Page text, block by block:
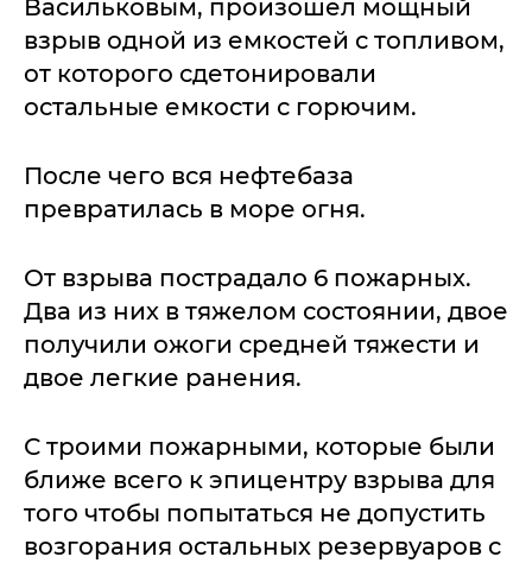
Васильковым, произошел мощный
взрыв одной из емкостей с топливом,
от которого сдетонировали
остальные емкости с горючим.
После чего вся нефтебаза
превратилась в море огня.
От взрыва пострадало 6 пожарных.
Два из них в тяжелом состоянии, двое
получили ожоги средней тяжести и
двое легкие ранения.
С троими пожарными, которые были
ближе всего к эпицентру взрыва для
того чтобы попытаться не допустить
возгорания остальных резервуаров с